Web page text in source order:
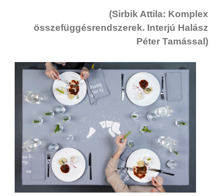
(Sirbik Attila: Komplex
összefüggésrendszerek. Interjú Halász
Péter Tamással)